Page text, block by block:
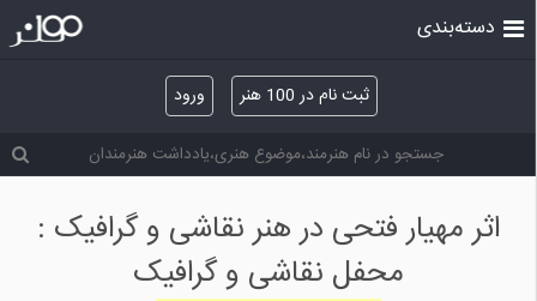
ثبت نام در 100 هنر ورود
دسته‌بندی
اثر مهیار فتحی در هنر نقاشی و گرافیک :
محفل نقاشی و گرافیک